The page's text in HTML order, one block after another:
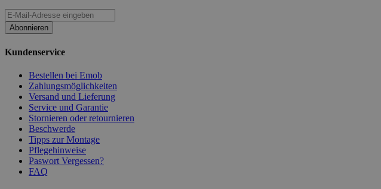
Abonnieren
Kundenservice
Bestellen bei Emob
Zahlungsmöglichkeiten
Versand und Lieferung
Service und Garantie
Stornieren oder retournieren
Beschwerde
Tipps zur Montage
Pflegehinweise
Paswort Vergessen?
FAQ